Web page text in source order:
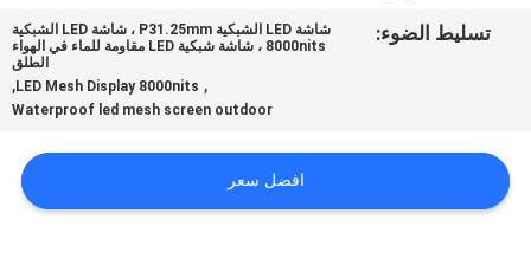
خريطة
الموقع
تسليط الضوء:
شاشة LED الشبكية P31.25mm ، شاشة LED الشبكية
8000nits ، شاشة شبكية LED مقاومة للماء في الهواء
الطلق
,
LED Mesh Display 8000nits
,
Waterproof led mesh screen outdoor
افضل سعر